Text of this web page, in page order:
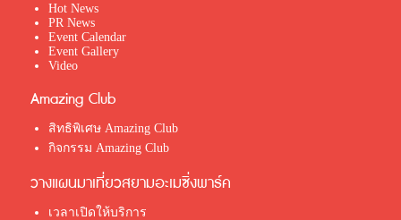
Hot News
PR News
Event Calendar
Event Gallery
Video
Amazing Club
สิทธิพิเศษ Amazing Club
กิจกรรม Amazing Club
วางแผนมาเที่ยวสยามอะเมซิ่งพาร์ค
เวลาเปิดให้บริการ